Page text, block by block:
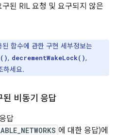
된 RIL 요청 및 요구되지 않은
함수에 관한 구현 세부정보는
, decrementWakeLock(),
하세요.
된 비동기 응답
답
에 대한 응답)에